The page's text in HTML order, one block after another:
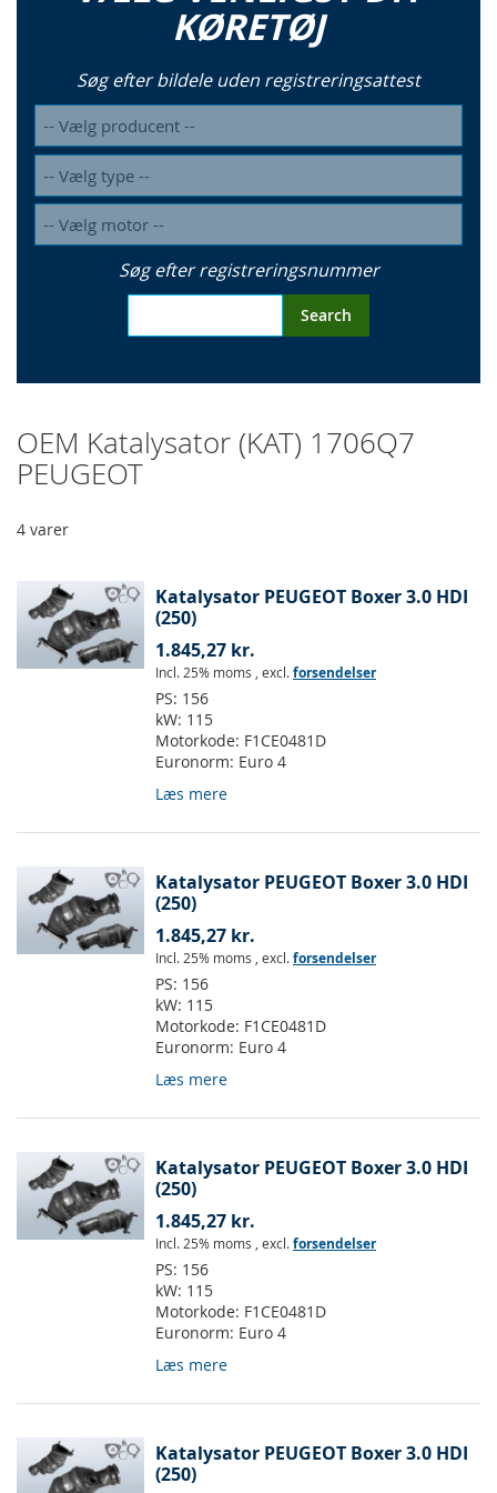
KØRETØJ
Søg efter bildele uden registreringsattest
Søg efter registreringsnummer
Search
OEM Katalysator (KAT) 1706Q7
PEUGEOT
4 varer
Katalysator PEUGEOT Boxer 3.0 HDI
(250)
1.845,27 kr.
Incl. 25% moms , excl.forsendelser
PS: 156
kW: 115
Motorkode: F1CE0481D
Euronorm: Euro 4
Læs mere
Katalysator PEUGEOT Boxer 3.0 HDI
(250)
1.845,27 kr.
Incl. 25% moms , excl.forsendelser
PS: 156
kW: 115
Motorkode: F1CE0481D
Euronorm: Euro 4
Læs mere
Katalysator PEUGEOT Boxer 3.0 HDI
(250)
1.845,27 kr.
Incl. 25% moms , excl.forsendelser
PS: 156
kW: 115
Motorkode: F1CE0481D
Euronorm: Euro 4
Læs mere
Katalysator PEUGEOT Boxer 3.0 HDI
(250)